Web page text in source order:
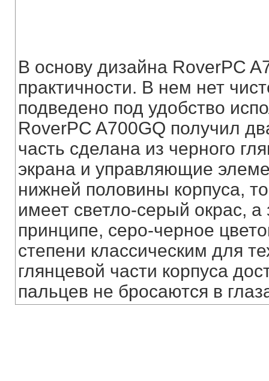
В основу дизайна RoverPC
практичности. В нем нет
подведено под удобство
RoverPC A700GQ получил
часть сделана из черного
экрана и управляющие
нижней половины корпуса,
имеет светло-серый окрас, а
принципе, серо-черное
степени классическим для
глянцевой части корпуса
пальцев не бросаются в